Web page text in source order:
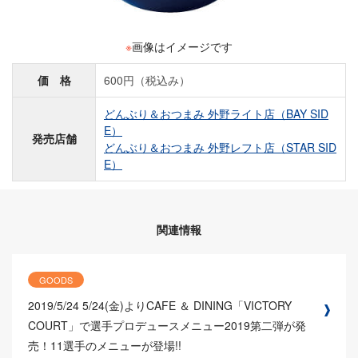
※画像はイメージです
価 格 600円（税込み）
発売店舗
どんぶり＆おつまみ 外野ライト店（BAY SID
E）
どんぶり＆おつまみ 外野レフト店（STAR SID
E）
関連情報
GOODS
2019/5/24 5/24(金)よりCAFE ＆ DINING「VICTORY
COURT」で選手プロデュースメニュー2019第二弾が発
売！11選手のメニューが登場!!